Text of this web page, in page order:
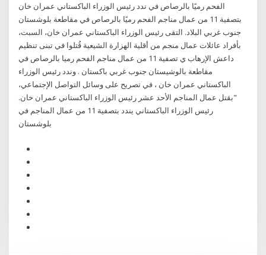
الفحم رميًا بالرصاص في ندد رئيس الوزراء الباكستاني عمران خان
بتصفية 11 من عمال مناجم الفحم رميًا بالرصاص في مقاطعة بلوشستان
جنوب غربي البلاد. التقى رئيس الوزراء الباكستاني عمران خان، السبت،
بأفراد عائلات عمال منجم من أقلية الهزارة الشيعية قُتلوا في تبنى تنظيم
داعش الإرهاب ي تصفية 11 من عمال مناجم الفحم رميا بالرصاص في
مقاطعة بالوشيستان جنوب غربي باكستان . وندد رئيس الوزراء
الباكستاني عمران خان ، في تصريح على وسائل التواصل الإجتماعي،
"بقتل عمال المناجم الأحد عشر رئيس الوزراء الباكستاني عمران خان.
رئيس الوزراء الباكستاني يندد بتصفية 11 من عمال المناجم في
بلوشستان